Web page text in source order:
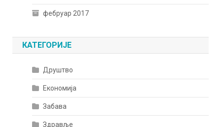
фебруар 2017
КАТЕГОРИЈЕ
Друштво
Економија
Забава
Здравље